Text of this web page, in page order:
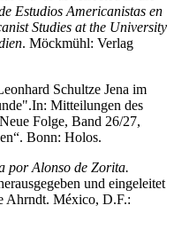
Estudios Americanistas en
Studies at the University
. Möckmühl: Verlag
Schultze Jena im
In: Mitteilungen des
Folge, Band 26/27,
Bonn: Holos.
por Alonso de Zorita.
und eingeleitet
Ahrndt. México, D.F.: